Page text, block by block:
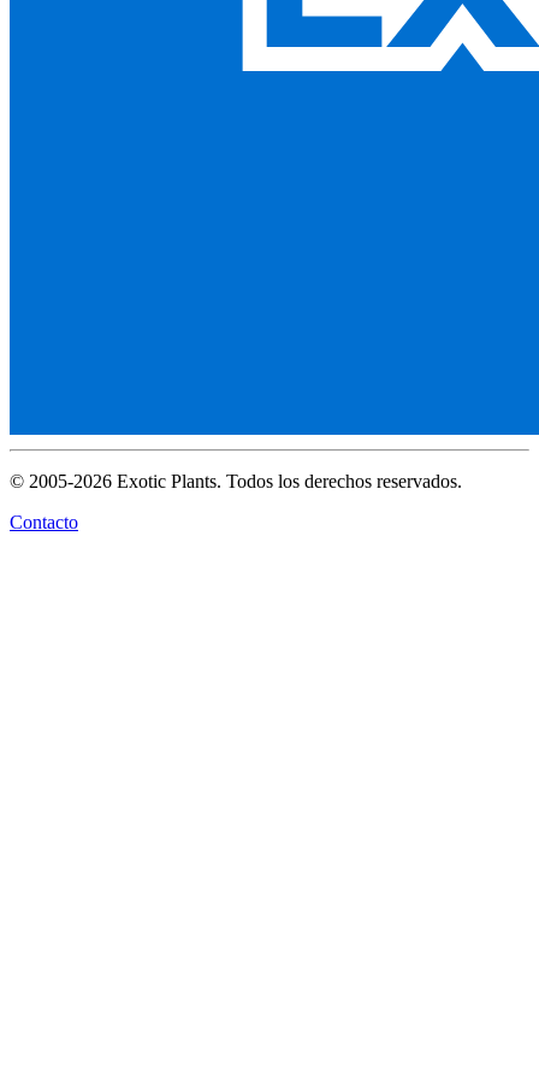
© 2005-2026 Exotic Plants. Todos los derechos reservados.
Contacto